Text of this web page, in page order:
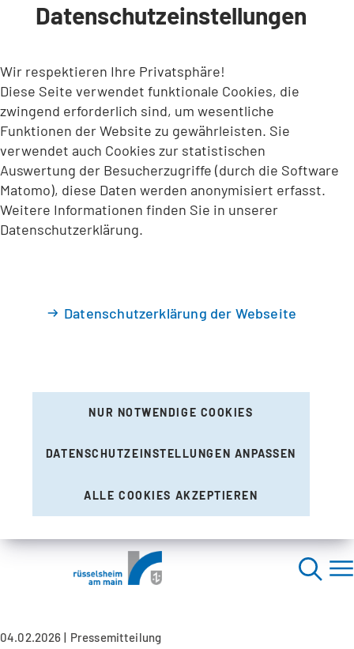
INHALT ANSPRINGEN
Datenschutzeinstellungen
Wir respektieren Ihre Privatsphäre!
Diese Seite verwendet funktionale Cookies, die
zwingend erforderlich sind, um wesentliche
Funktionen der Website zu gewährleisten. Sie
verwendet auch Cookies zur statistischen
Auswertung der Besucherzugriffe (durch die Software
Matomo), diese Daten werden anonymisiert erfasst.
Weitere Informationen finden Sie in unserer
Datenschutzerklärung.
Datenschutzerklärung der Webseite
NUR NOTWENDIGE COOKIES
DATENSCHUTZEINSTELLUNGEN ANPASSEN
ALLE COOKIES AKZEPTIEREN
04.02.2026 Pressemitteilung